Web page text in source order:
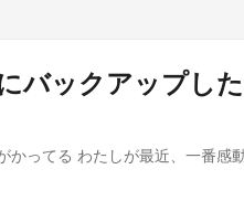
バックアップし
かってる わたしが最近、一番感